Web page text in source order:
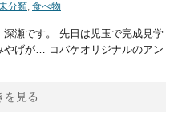
分類, 食べ物
瀬です。 先日は児玉で完成見学
やげが… コバケオリジナルのアン
を見る